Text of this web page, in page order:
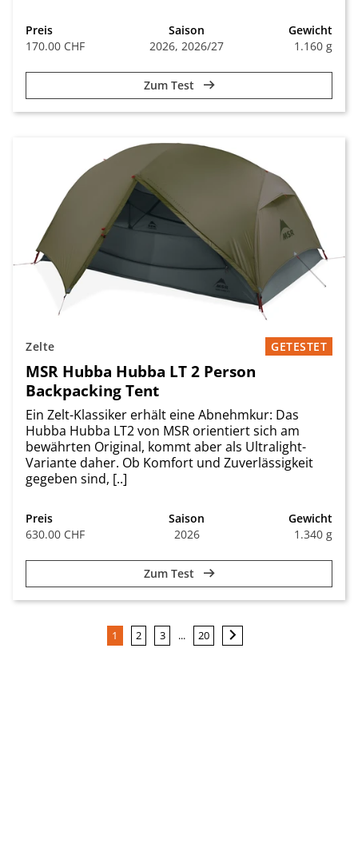
Preis
170.00 CHF
Saison
2026, 2026/27
Gewicht
1.160 g
Zum Test
Zelte GETESTET
MSR Hubba Hubba LT 2 Person
Backpacking Tent
Ein Zelt-Klassiker erhält eine Abnehmkur: Das
Hubba Hubba LT2 von MSR orientiert sich am
bewährten Original, kommt aber als Ultralight-
Variante daher. Ob Komfort und Zuverlässigkeit
gegeben sind, [..]
Preis
630.00 CHF
Saison
2026
Gewicht
1.340 g
Zum Test
1 2 3 ... 20